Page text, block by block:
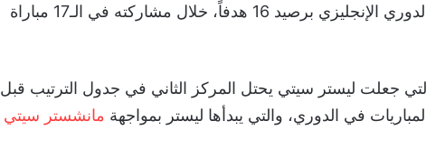
ويتصدر فاردي صدارة هدافي الدوري الإنجليزي برصيد 16 هدفاً، خلال مشاركته في الـ17 مباراة
جعلت ليستر سيتي يحتل المركز الثاني في جدول الترتيب قبل
في الدوري، والتي يبدأها ليستر بمواجهة مانشستر سيتي